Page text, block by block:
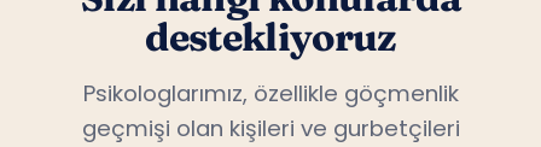
destekliyoruz
Psikologlarımız, özellikle göçmenlik
geçmişi olan kişileri ve gurbetçileri